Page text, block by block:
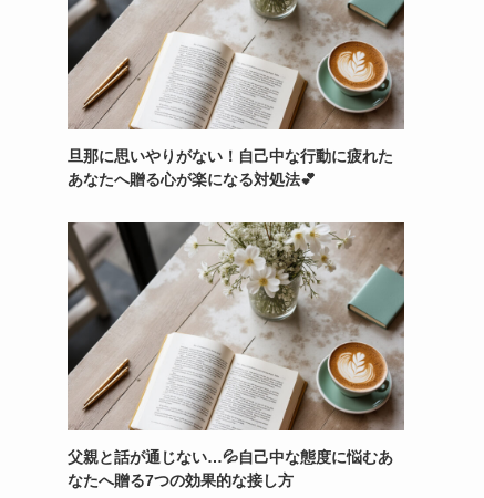
旦那に思いやりがない！自己中な行動に疲れた
あなたへ贈る心が楽になる対処法💕
父親と話が通じない…💦自己中な態度に悩むあ
なたへ贈る7つの効果的な接し方